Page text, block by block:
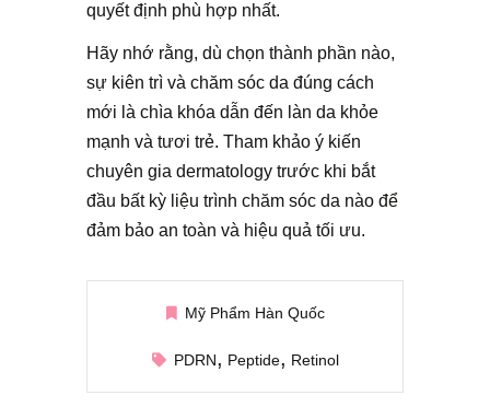
quyết định phù hợp nhất.
Hãy nhớ rằng, dù chọn thành phần nào,
sự kiên trì và chăm sóc da đúng cách
mới là chìa khóa dẫn đến làn da khỏe
mạnh và tươi trẻ. Tham khảo ý kiến
chuyên gia dermatology trước khi bắt
đầu bất kỳ liệu trình chăm sóc da nào để
đảm bảo an toàn và hiệu quả tối ưu.
Mỹ Phẩm Hàn Quốc
PDRN Peptide Retinol